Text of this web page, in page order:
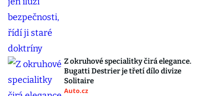
Z okruhové specialitky čirá elegance.
Bugatti Destrier je třetí dílo divize
Solitaire
Auto.cz